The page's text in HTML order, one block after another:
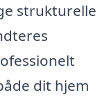
strukturelle
dit hjem